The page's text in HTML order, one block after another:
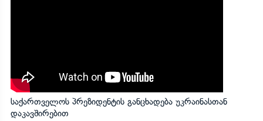
საქართველოს პრეზიდენტის განცხადება უკრაინასთან
დაკავშირებით